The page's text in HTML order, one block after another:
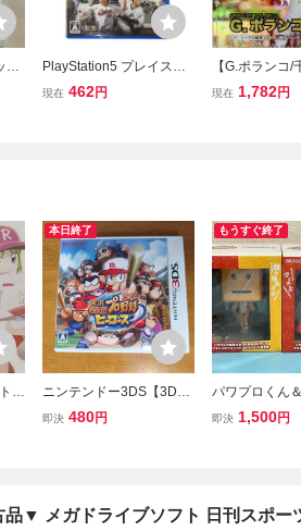
チ
PlayStation5 プレイステ
ーション5 プロ野球スピ
現在 462円
【G.ポランコ/
マリーンズ】
現在 1,782円
2
本日終了
ニンテンドー3DS【3D
S】 実況パワフルプロ野
即決 480円
もうすぐ終了
パワプロくん
★パワフルプロ
即決 1,500円
▼ メガドライブソフト 日刊スポー